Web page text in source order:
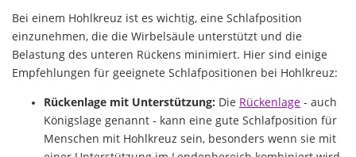
Bei einem Hohlkreuz ist es wichtig, eine Schlafposition
einzunehmen, die die Wirbelsäule unterstützt und die
Belastung des unteren Rückens minimiert. Hier sind einige
Empfehlungen für geeignete Schlafpositionen bei Hohlkreuz:
Rückenlage mit Unterstützung: Die Rückenlage - auch
Königslage genannt - kann eine gute Schlafposition für
Menschen mit Hohlkreuz sein, besonders wenn sie mit